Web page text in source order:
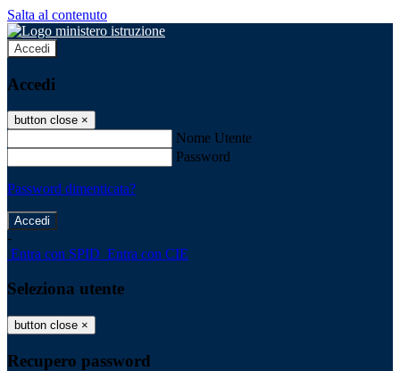
Salta al contenuto
Accedi
Accedi
button close ×
Nome Utente
Password
Password dimenticata?
-
Entra con SPID Entra con CIE
Seleziona utente
button close ×
Recupero password